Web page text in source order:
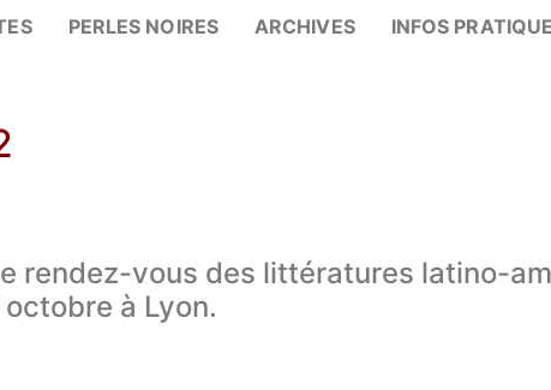
PERLES NOIRES ARCHIVES INFOS
rendez-vous des littératures latino-
à Lyon.